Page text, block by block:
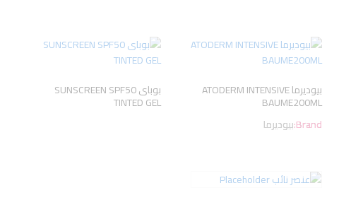
بيوديرما ATODERM INTENSIVE
BAUME200ML
Brand:بيوديرما
بوباى SUNSCREEN SPF50
TINTED GEL